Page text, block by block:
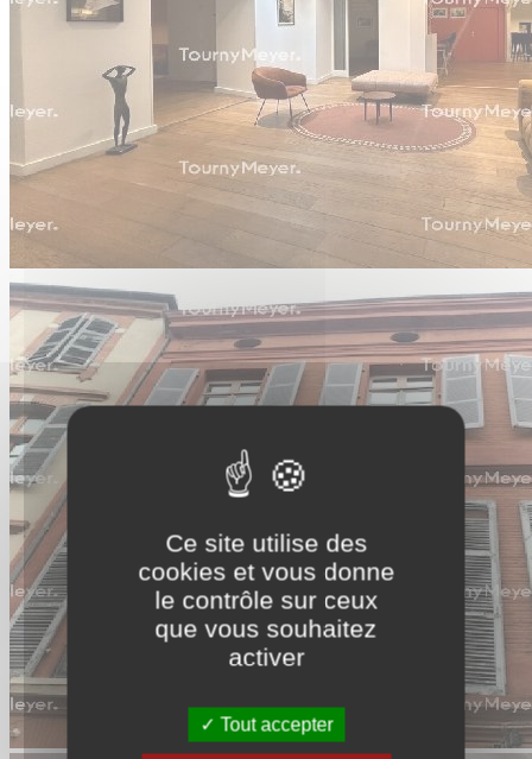
Ce site utilise des
cookies et vous donne
le contrôle sur ceux
que vous souhaitez
activer
Tout accepter